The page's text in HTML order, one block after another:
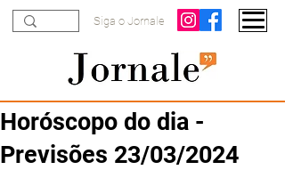
Siga o Jornale
Horóscopo do dia -
Previsões 23/03/2024